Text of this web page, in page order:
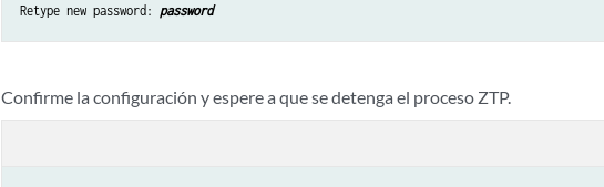
Retype new password: password
Confirme la configuración y espere a que se detenga el proceso ZTP.